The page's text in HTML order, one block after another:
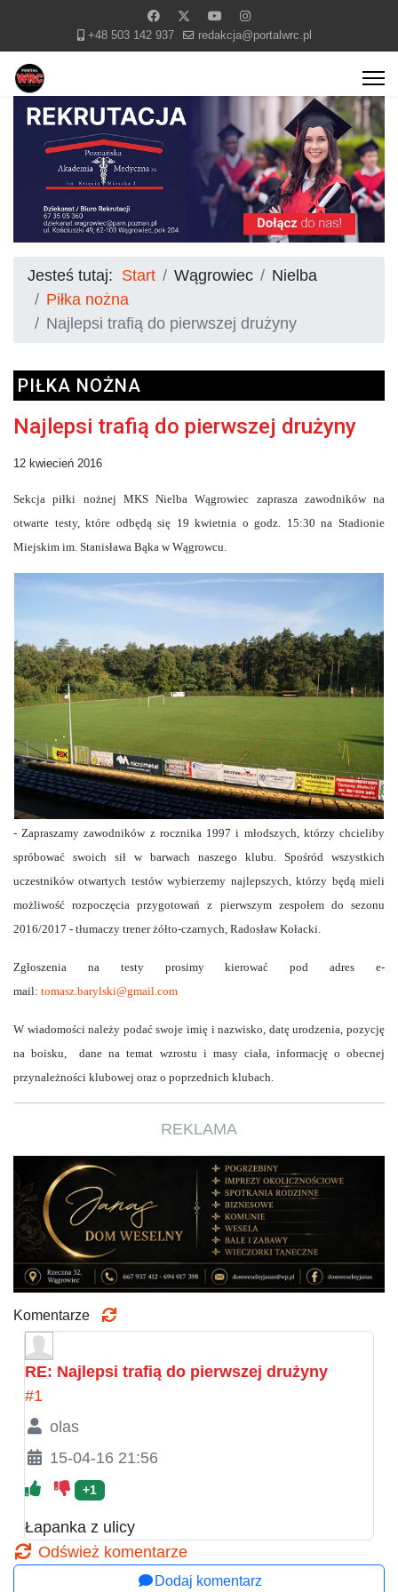
+48 503 142 937 redakcja@portalwrc.pl
Jesteś tutaj: Start Wągrowiec
Nielba
Piłka nożna
Najlepsi trafią do pierwszej drużyny
PIŁKA NOŻNA
Najlepsi trafią do pierwszej drużyny
12 kwiecień 2016
Sekcja piłki nożnej MKS Nielba Wągrowiec zaprasza zawodników na
otwarte testy, które odbędą się 19 kwietnia o godz. 15:30 na Stadionie
Miejskim im. Stanisława Bąka w Wągrowcu.
- Zapraszamy zawodników z rocznika 1997 i młodszych, którzy chcieliby
spróbować swoich sił w barwach naszego klubu. Spośród wszystkich
uczestników otwartych testów wybierzemy najlepszych, którzy będą mieli
możliwość rozpoczęcia przygotowań z pierwszym zespołem do sezonu
2016/2017 - tłumaczy trener żółto-czarnych, Radosław Kołacki.
Zgłoszenia na testy prosimy kierować pod adres e-
mail: tomasz.barylski@gmail.com
W wiadomości należy podać swoje imię i nazwisko, datę urodzenia, pozycję
na boisku, dane na temat wzrostu i masy ciała, informację o obecnej
przynależności klubowej oraz o poprzednich klubach.
REKLAMA
Komentarze
RE: Najlepsi trafią do pierwszej drużyny
#1
olas
15-04-16 21:56
+1
Łapanka z ulicy
Odśwież komentarze
Dodaj komentarz